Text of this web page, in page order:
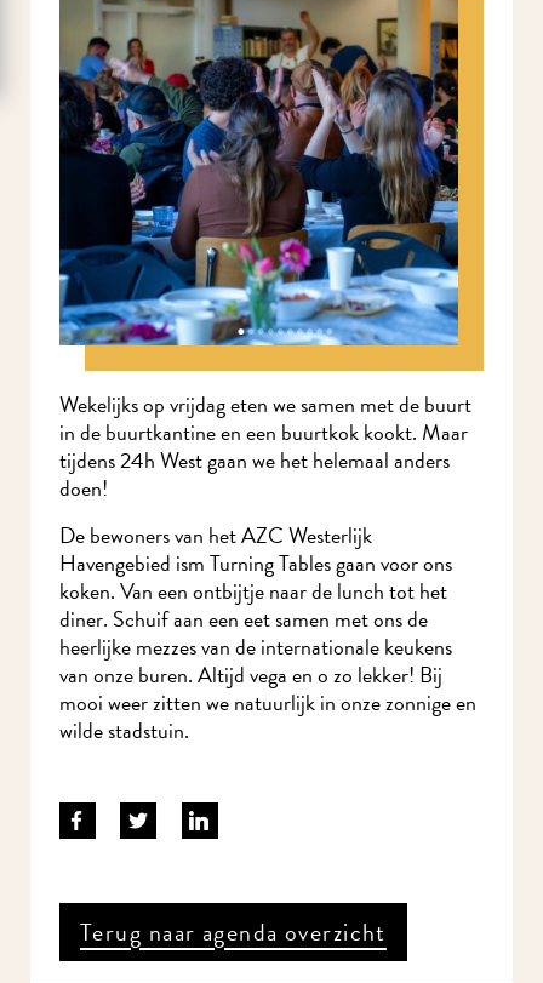
Wekelijks op vrijdag eten we samen met de buurt
in de buurtkantine en een buurtkok kookt. Maar
tijdens 24h West gaan we het helemaal anders
doen!
De bewoners van het AZC Westerlijk
Havengebied ism Turning Tables gaan voor ons
koken. Van een ontbijtje naar de lunch tot het
diner. Schuif aan een eet samen met ons de
heerlijke mezzes van de internationale keukens
van onze buren. Altijd vega en o zo lekker! Bij
mooi weer zitten we natuurlijk in onze zonnige en
wilde stadstuin.
Terug naar agenda overzicht